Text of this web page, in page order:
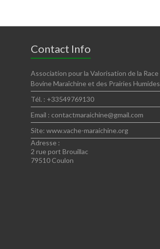
Contact Info
Association pour la Valorisation de la Race
Bovine Maraîchine et des Prairies Humides
Tél. : +33549769130
Email : contactmaraichine@gmail.com
Site: www.vache-maraichine.org
Adresse :
2 rue port Brouillac
79510 Coulon